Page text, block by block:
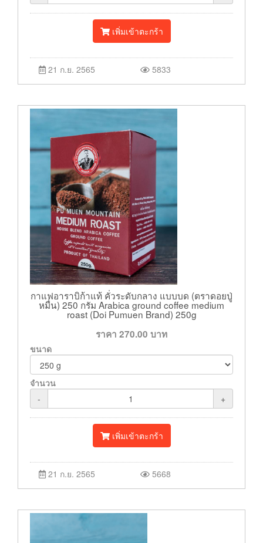
เพิ่มเข้าตะกร้า
21 ก.ย. 2565 5833
กาแฟอาราบิก้าแท้ คั่วระดับกลาง แบบบด (ตราดอยปู่
หมื่น) 250 กรัม Arabica ground coffee medium
roast (Doi Pumuen Brand) 250g
ราคา 270.00 บาท
ขนาด
จำนวน
-
+
เพิ่มเข้าตะกร้า
21 ก.ย. 2565 5668